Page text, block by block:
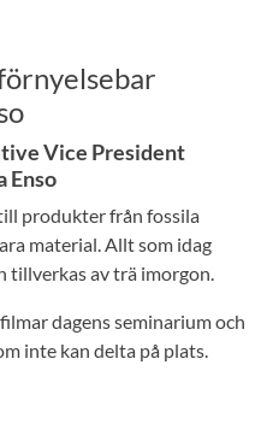
Vice President
Enso
produkter från fossila
material. Allt som idag
tillverkas av trä imorgon.
dagens seminarium och
inte kan delta på plats.